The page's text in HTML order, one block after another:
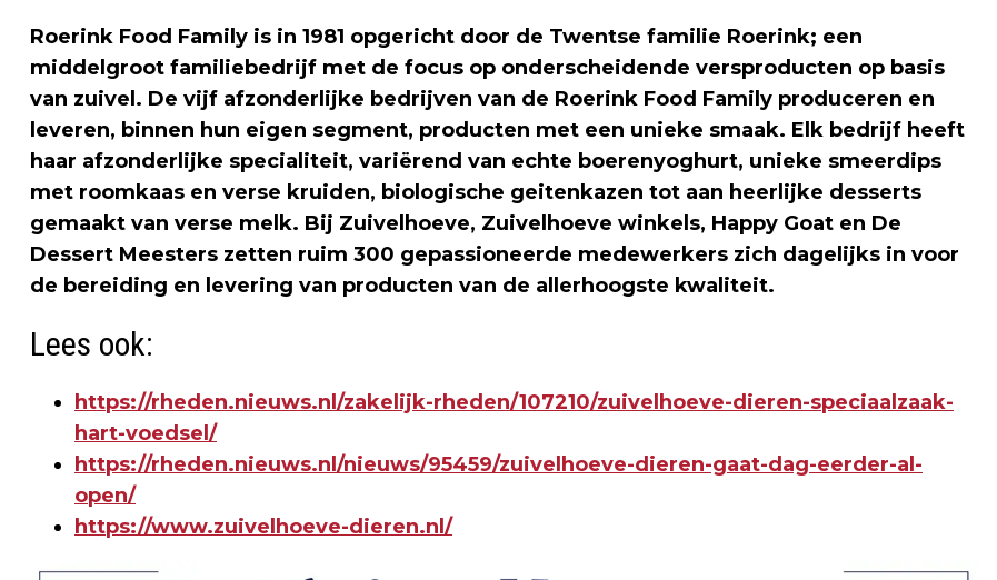
Roerink Food Family is in 1981 opgericht door de Twentse familie Roerink; een
middelgroot familiebedrijf met de focus op onderscheidende versproducten op basis
van zuivel. De vijf afzonderlijke bedrijven van de Roerink Food Family produceren en
leveren, binnen hun eigen segment, producten met een unieke smaak. Elk bedrijf heeft
haar afzonderlijke specialiteit, variërend van echte boerenyoghurt, unieke smeerdips
met roomkaas en verse kruiden, biologische geitenkazen tot aan heerlijke desserts
gemaakt van verse melk. Bij Zuivelhoeve, Zuivelhoeve winkels, Happy Goat en De
Dessert Meesters zetten ruim 300 gepassioneerde medewerkers zich dagelijks in voor
de bereiding en levering van producten van de allerhoogste kwaliteit.
Lees ook:
https://rheden.nieuws.nl/zakelijk-rheden/107210/zuivelhoeve-dieren-speciaalzaak-
hart-voedsel/
https://rheden.nieuws.nl/nieuws/95459/zuivelhoeve-dieren-gaat-dag-eerder-al-
open/
https://www.zuivelhoeve-dieren.nl/